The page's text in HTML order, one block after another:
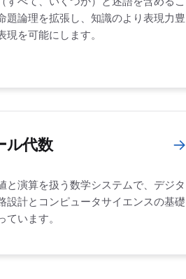
題論理を拡張し、知識のより表現力豊
現を可能にします。
ル代数 →
と演算を扱う数学システムで、デジタ
設計とコンピュータサイエンスの基礎
ています。